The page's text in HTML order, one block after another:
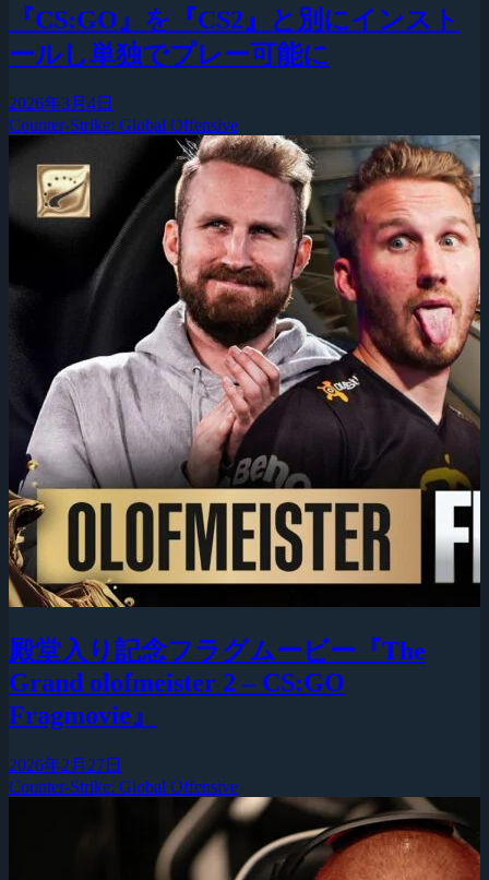
『CS:GO』を『CS2』と別にインスト
ールし単独でプレー可能に
2026年3月4日
Counter-Strike: Global Offensive
殿堂入り記念フラグムービー『The
Grand olofmeister 2 – CS:GO
Fragmovie』
2026年2月27日
Counter-Strike: Global Offensive